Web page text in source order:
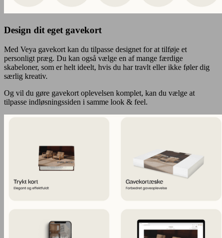
Design dit eget gavekort
Med Veya gavekort kan du tilpasse designet for at tilføje et
personligt præg. Du kan også vælge en af mange færdige
skabeloner, som er helt ideelt, hvis du har travlt eller ikke føler dig
særlig kreativ.
Og vil du gøre gavekort oplevelsen komplet, kan du vælge at
tilpasse indløsningssiden i samme look & feel.